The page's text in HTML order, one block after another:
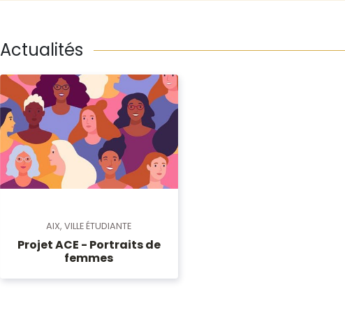
Actualités
AIX, VILLE ÉTUDIANTE
Projet ACE - Portraits de
femmes